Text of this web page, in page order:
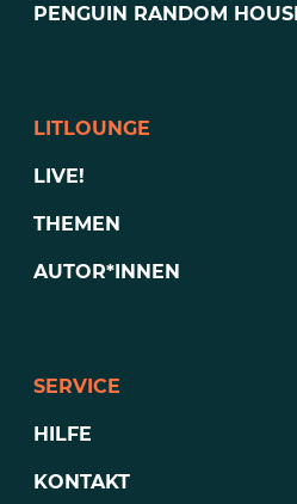
PENGUIN RANDOM
LITLOUNGE
LIVE!
THEMEN
AUTOR*INNEN
SERVICE
HILFE
KONTAKT